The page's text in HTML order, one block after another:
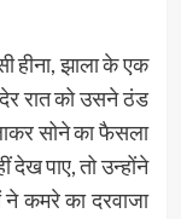
हीना, झाला के एक
रात को उसने ठंड
सोने का फैसला
पाए, तो उन्होंने
कमरे का दरवाजा